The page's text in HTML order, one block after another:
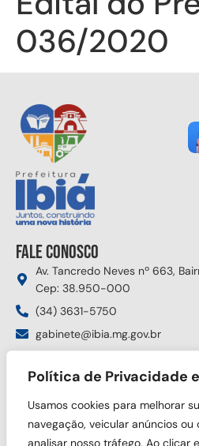
Política de Privacidade
Usamos cookies para melhorar
navegação, veicular anúncios
analisar nosso tráfego. Ao clicar
036/2020
Fale conosco
Av. Tancredo Neves nº 663,
Cep: 38.950-000
(34) 3631-5750
gabinete@ibia.mg.gov.br